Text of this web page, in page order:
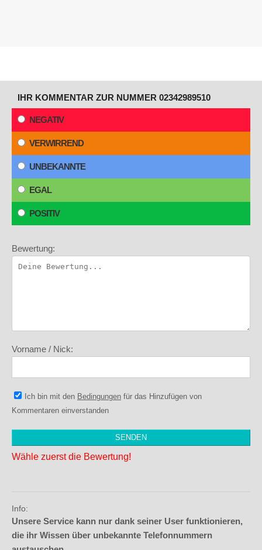
IHR KOMMENTAR ZUR NUMMER 02342989510
NEGATIV
VERWIRREND
UNBEKANNTE
EGAL
POSITIV
Bewertung:
Vorname / Nick:
Ich bin mit den Bedingungen für das Hinzufügen von
Kommentaren einverstanden
Wähle zuerst die Bewertung!
Info:
Unsere Service kann nur dank seiner User funktionieren,
die ihr Wissen über unbekannte Telefonnummern